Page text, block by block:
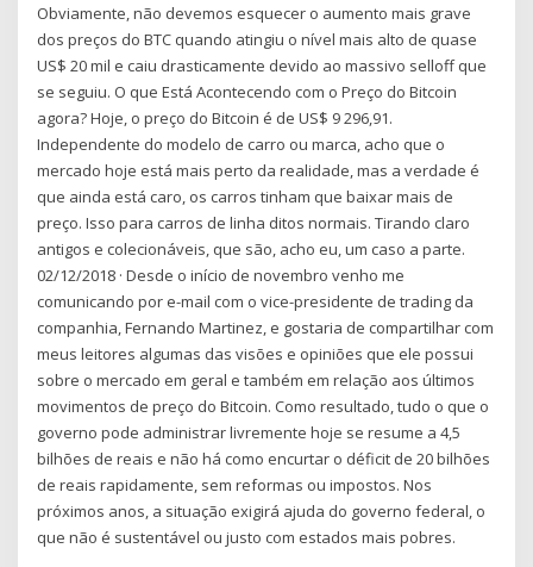
Obviamente, não devemos esquecer o aumento mais grave
dos preços do BTC quando atingiu o nível mais alto de quase
US$ 20 mil e caiu drasticamente devido ao massivo selloff que
se seguiu. O que Está Acontecendo com o Preço do Bitcoin
agora? Hoje, o preço do Bitcoin é de US$ 9 296,91.
Independente do modelo de carro ou marca, acho que o
mercado hoje está mais perto da realidade, mas a verdade é
que ainda está caro, os carros tinham que baixar mais de
preço. Isso para carros de linha ditos normais. Tirando claro
antigos e colecionáveis, que são, acho eu, um caso a parte.
02/12/2018 · Desde o início de novembro venho me
comunicando por e-mail com o vice-presidente de trading da
companhia, Fernando Martinez, e gostaria de compartilhar com
meus leitores algumas das visões e opiniões que ele possui
sobre o mercado em geral e também em relação aos últimos
movimentos de preço do Bitcoin. Como resultado, tudo o que o
governo pode administrar livremente hoje se resume a 4,5
bilhões de reais e não há como encurtar o déficit de 20 bilhões
de reais rapidamente, sem reformas ou impostos. Nos
próximos anos, a situação exigirá ajuda do governo federal, o
que não é sustentável ou justo com estados mais pobres.